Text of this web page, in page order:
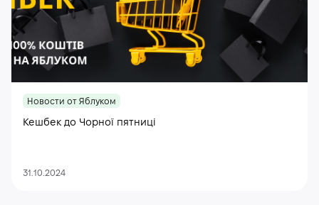
Новости от Яблуком
Кешбек до Чорної пятниці
31.10.2024